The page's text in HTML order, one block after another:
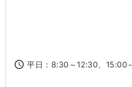
access_time 平日：8:30～12:30、15:00